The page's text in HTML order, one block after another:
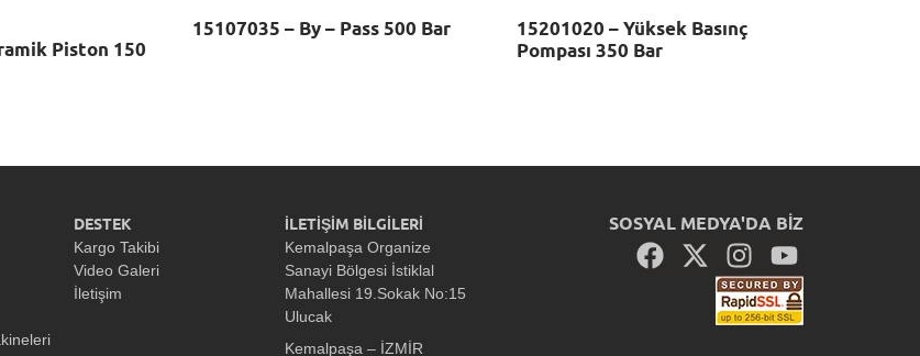
Piston 150
15107035 – By – Pass 500 Bar
15201020 – Yüksek Basınç
Pompası 350 Bar
DESTEK
Kargo Takibi
Video Galeri
İletişim
İLETİŞİM BİLGİLERİ
Kemalpaşa Organize
Sanayi Bölgesi İstiklal
Mahallesi 19.Sokak No:15
Ulucak
Kemalpaşa – İZMİR
SOSYAL MEDYA'DA BİZ